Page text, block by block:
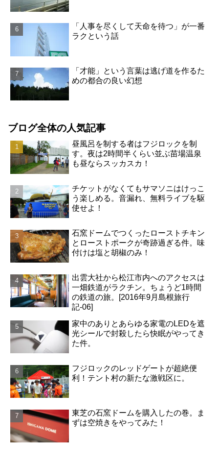
「人事を尽くして天命を待つ」が一番
ラクという話
「才能」という言葉は逃げ道を作るた
めの都合の良い幻想
ブログ全体の人気記事
昼風呂を制する者はフジロックを制
す。夜は2時間半くらい並ぶ苗場温泉
も昼ならスッカスカ！
チケットがなくてもサマソニはけっこ
う楽しめる。音漏れ、無料ライブを駆
使せよ！
石窯ドームでつくったローストチキン
とローストポークが奇跡過ぎる件。味
付けは塩と胡椒のみ！
出雲大社から松江市内へのアクセスは
一畑鉄道がラクチン。ちょうど1時間
の鉄道の旅。[2016年9月島根旅行
記-06]
家中のありとあらゆる家電のLEDを遮
光シールで封殺したら快眠がやってき
た件。
フジロックのレッドゲートが超絶便
利！テント村の新たな激戦区に。
東芝の石窯ドームを購入したの巻。ま
ずは空焼きをやってみた！